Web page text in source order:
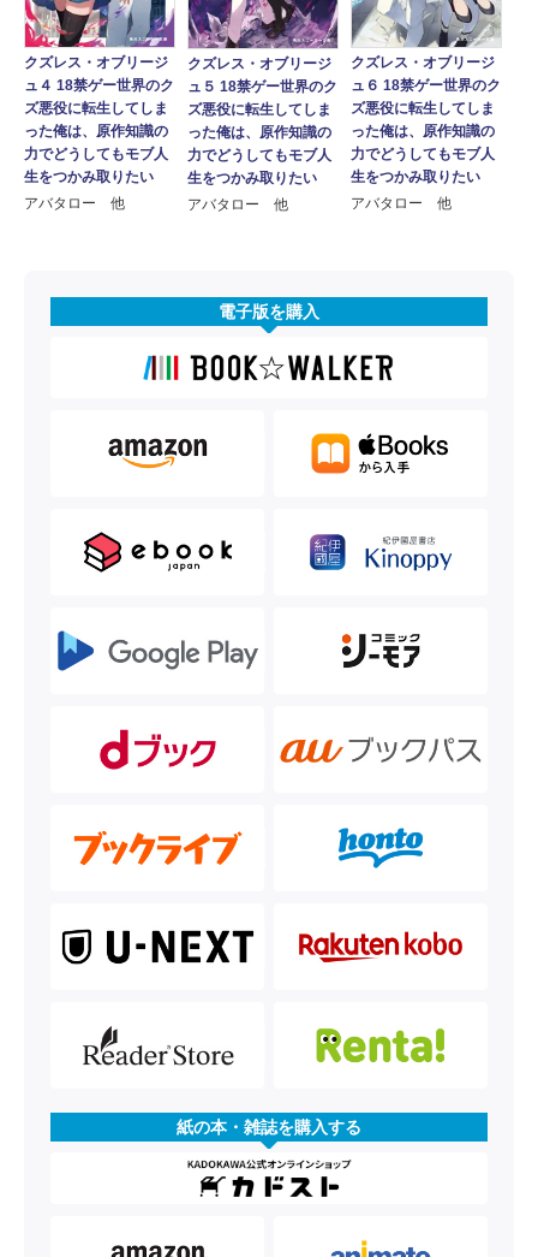
クズレス・オブリージ
ュ４ 18禁ゲー世界のク
ズ悪役に転生してしま
った俺は、原作知識の
力でどうしてもモブ人
生をつかみ取りたい
アバタロー 他
クズレス・オブリージ
ュ５ 18禁ゲー世界のク
ズ悪役に転生してしま
った俺は、原作知識の
力でどうしてもモブ人
生をつかみ取りたい
アバタロー 他
クズレス・オブリージ
ュ６ 18禁ゲー世界のク
ズ悪役に転生してしま
った俺は、原作知識の
力でどうしてもモブ人
生をつかみ取りたい
アバタロー 他
電子版を購入
紙の本・雑誌を購入する